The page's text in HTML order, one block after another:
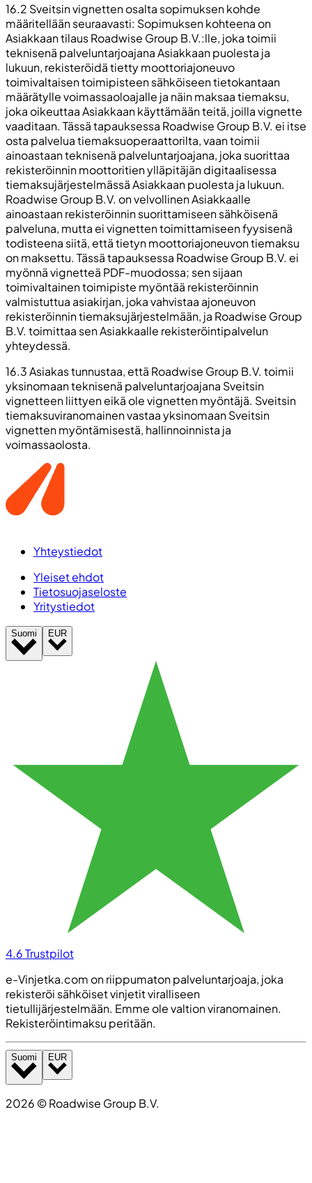
16.2 Sveitsin vignetten osalta sopimuksen kohde
määritellään seuraavasti: Sopimuksen kohteena on
Asiakkaan tilaus Roadwise Group B.V.:lle, joka toimii
teknisenä palveluntarjoajana Asiakkaan puolesta ja
lukuun, rekisteröidä tietty moottoriajoneuvo
toimivaltaisen toimipisteen sähköiseen tietokantaan
määrätylle voimassaoloajalle ja näin maksaa tiemaksu,
joka oikeuttaa Asiakkaan käyttämään teitä, joilla vignette
vaaditaan. Tässä tapauksessa Roadwise Group B.V. ei itse
osta palvelua tiemaksuoperaattorilta, vaan toimii
ainoastaan teknisenä palveluntarjoajana, joka suorittaa
rekisteröinnin moottoritien ylläpitäjän digitaalisessa
tiemaksujärjestelmässä Asiakkaan puolesta ja lukuun.
Roadwise Group B.V. on velvollinen Asiakkaalle
ainoastaan rekisteröinnin suorittamiseen sähköisenä
palveluna, mutta ei vignetten toimittamiseen fyysisenä
todisteena siitä, että tietyn moottoriajoneuvon tiemaksu
on maksettu. Tässä tapauksessa Roadwise Group B.V. ei
myönnä vignetteä PDF-muodossa; sen sijaan
toimivaltainen toimipiste myöntää rekisteröinnin
valmistuttua asiakirjan, joka vahvistaa ajoneuvon
rekisteröinnin tiemaksujärjestelmään, ja Roadwise Group
B.V. toimittaa sen Asiakkaalle rekisteröintipalvelun
yhteydessä.
16.3 Asiakas tunnustaa, että Roadwise Group B.V. toimii
yksinomaan teknisenä palveluntarjoajana Sveitsin
vignetteen liittyen eikä ole vignetten myöntäjä. Sveitsin
tiemaksuviranomainen vastaa yksinomaan Sveitsin
vignetten myöntämisestä, hallinnoinnista ja
voimassaolosta.
Yhteystiedot
Yleiset ehdot
Tietosuojaseloste
Yritystiedot
Suomi EUR
4.6Trustpilot
e-Vinjetka.com on riippumaton palveluntarjoaja, joka
rekisteröi sähköiset vinjetit viralliseen
tietullijärjestelmään. Emme ole valtion viranomainen.
Rekisteröintimaksu peritään.
Suomi EUR
2026 ©Roadwise Group B.V.